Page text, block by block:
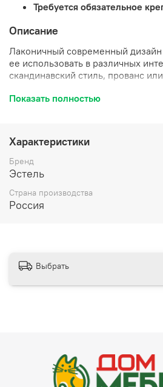
Требуется обязательное
Описание
Лаконичный современный дизайн
ее использовать в различных
скандинавский стиль, прованс
Корпус тумбы выполнен из
Показать полностью
Характеристики
Бренд
Эстель
Страна производства
Россия
Выбрать